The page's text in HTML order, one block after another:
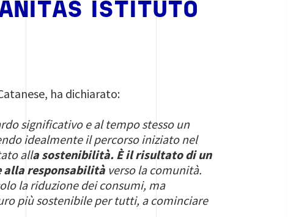
ISTITUTO
ha dichiarato:
significativo e al tempo stesso un
idealmente il percorso iniziato nel
alla sostenibilità. È il risultato di un
alla responsabilità verso la comunità.
la riduzione dei consumi, ma
più sostenibile per tutti, a cominciare